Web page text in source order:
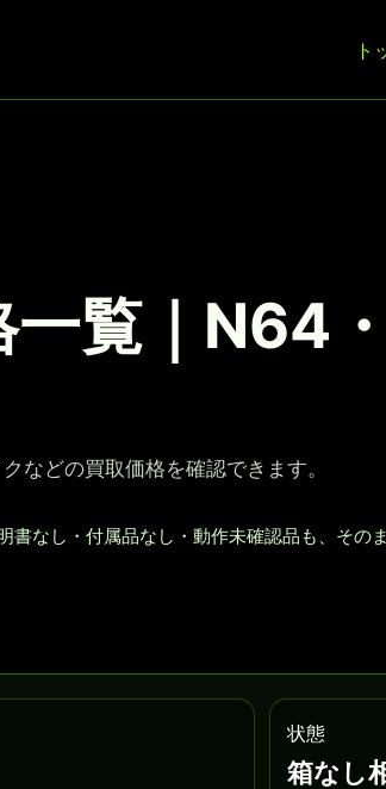
ト
覧｜N64
などの買取価格を確認できます。
なし・付属品なし・動作未確認品も、その
状態
箱なし